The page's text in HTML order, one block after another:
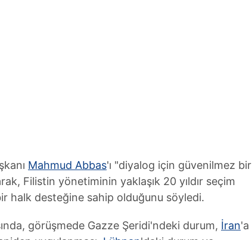
Mahmud Abbas'ı "diyalog için güvenilmez bir
Filistin yönetiminin yaklaşık 20 yıldır seçim
bir halk desteğine sahip olduğunu söyledi.
görüşmede Gazze Şeridi'ndeki durum, İran'a